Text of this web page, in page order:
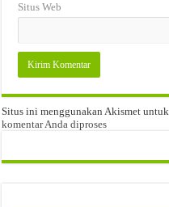
Situs Web
Situs ini menggunakan Akismet
komentar Anda diproses